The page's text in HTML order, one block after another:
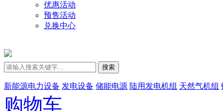
优惠活动
预售活动
兑换中心
搜索
新能源电力设备 发电设备 储能电源 陆用发电机组 天然气机组
购物车